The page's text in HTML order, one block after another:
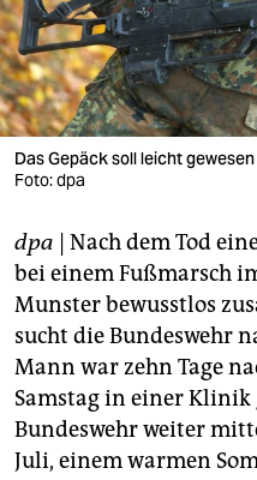
wahrheit
verlag
verlag
veranstaltungen
shop
fragen & hilfe
unterstützen
abo
genossenschaft
epaper login
Das Gepäck soll leicht
Foto: dpa
dpa | Nach dem Tod
bei einem Fußmarsch
Munster bewusstlos
sucht die Bundeswehr
Mann war zehn Tage
Samstag in einer Klinik
Bundeswehr weiter
Juli, einem warmen